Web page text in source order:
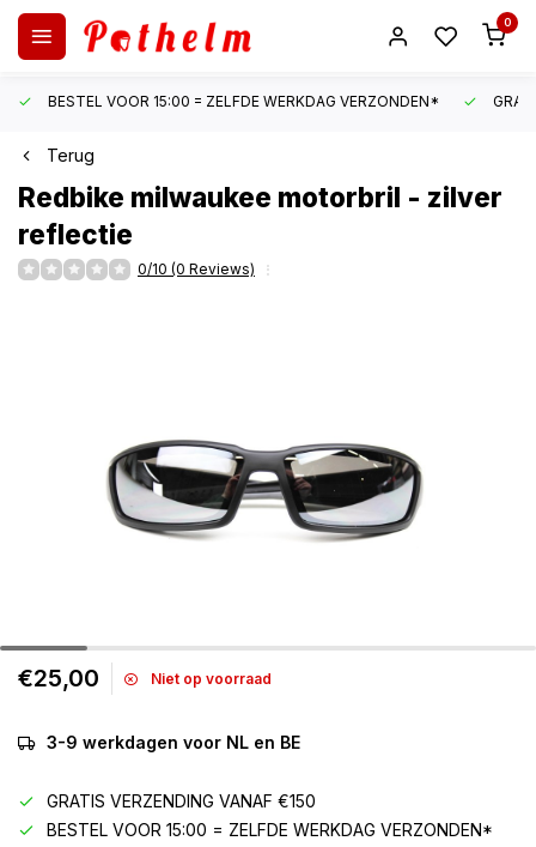
0
BESTEL VOOR 15:00 = ZELFDE WERKDAG VERZONDEN*
Terug
Redbike milwaukee motorbril - zilver
reflectie
0/10 (0 Reviews)
€25,00 Niet op voorraad
3-9 werkdagen voor NL en BE
GRATIS VERZENDING VANAF €150
BESTEL VOOR 15:00 = ZELFDE WERKDAG VERZONDEN*